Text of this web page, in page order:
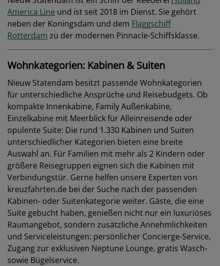
America Line und ist seit 2018 im Dienst. Sie gehört
neben der Koningsdam und dem Flaggschiff
Rotterdam zu der modernen Pinnacle-Schiffsklasse.
Wohnkategorien: Kabinen & Suiten
Nieuw Statendam besitzt passende Wohnkategorien
für unterschiedliche Ansprüche und Reisebudgets. Ob
kompakte Innenkabine, Family Außenkabine,
Einzelkabine mit Meerblick für Alleinreisende oder
opulente Suite: Die rund 1.330 Kabinen und Suiten
unterschiedlicher Kategorien bieten eine breite
Auswahl an. Für Familien mit mehr als 2 Kindern oder
größere Reisegruppen eignen sich die Kabinen mit
Verbindungstür. Gerne helfen unsere Experten von
kreuzfahrten.de bei der Suche nach der passenden
Kabinen- oder Suitenkategorie weiter. Gäste, die eine
Suite gebucht haben, genießen nicht nur ein luxuriöses
Raumangebot, sondern zusätzliche Annehmlichkeiten
und Serviceleistungen: persönlicher Concierge-Service,
Zugang zur exklusiven Neptune Lounge, gratis Wasch-
sowie Bügelservice.